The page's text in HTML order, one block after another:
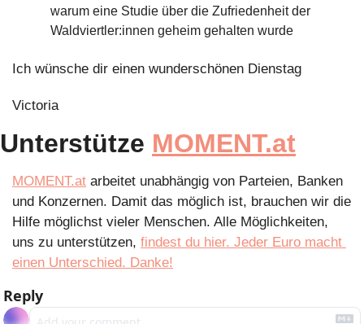
warum eine Studie über die Zufriedenheit der
Waldviertler:innen geheim gehalten wurde
Ich wünsche dir einen wunderschönen Dienstag
Victoria
Unterstütze MOMENT.at
MOMENT.at arbeitet unabhängig von Parteien, Banken
und Konzernen. Damit das möglich ist, brauchen wir die
Hilfe möglichst vieler Menschen. Alle Möglichkeiten,
uns zu unterstützen, findest du hier. Jeder Euro macht
einen Unterschied. Danke!
Reply